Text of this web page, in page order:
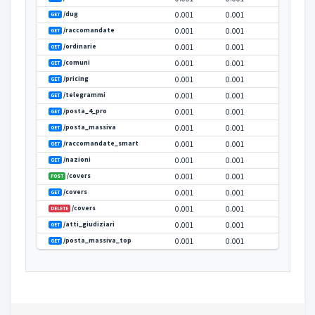
PATCH /raccomandate
POST /telegrammi
/ordinarie
PATCH /atti_giudiziari
POST /atti_giudiziari
GET /tracking
POST /posta_4_pro
PATCH
POST
PATCH /posta_massiva
POST /raccomandate_smart
PATCH /raccomandate_smart